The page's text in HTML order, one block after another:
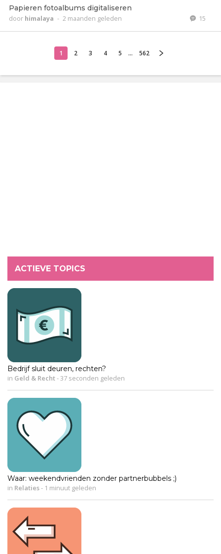
Papieren fotoalbums digitaliseren
door himalaya - 2 maanden geleden 15
1 2 3 4 5 ... 562
ACTIEVE TOPICS
Bedrijf sluit deuren, rechten?
in Geld & Recht- 37 seconden geleden
Waar: weekendvrienden zonder partnerbubbels ;)
in Relaties- 1 minuut geleden